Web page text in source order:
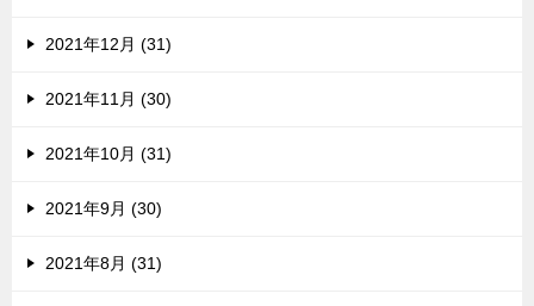
2021年12月 (31)
2021年11月 (30)
2021年10月 (31)
2021年9月 (30)
2021年8月 (31)